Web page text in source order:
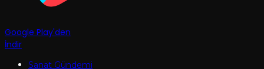
Google Play'den
İndir
Sanat Gündemi